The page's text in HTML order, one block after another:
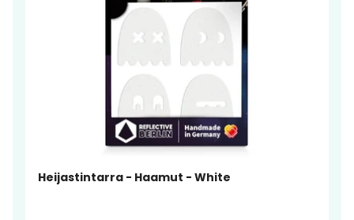
Heijastintarra - Haamut - White